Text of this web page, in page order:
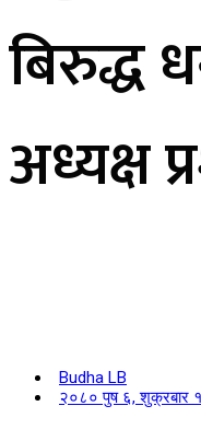
बिरुद्ध
अध्यक्ष
Budha LB
२०८० पुष ६, शुक्रबार